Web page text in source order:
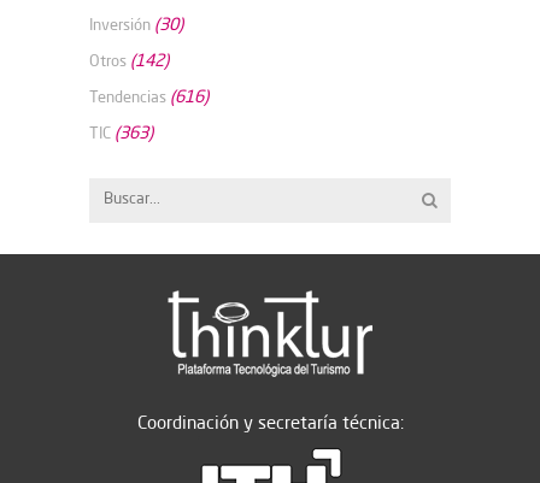
Inversión (30)
Otros (142)
Tendencias (616)
TIC (363)
Coordinación y secretaría técnica: